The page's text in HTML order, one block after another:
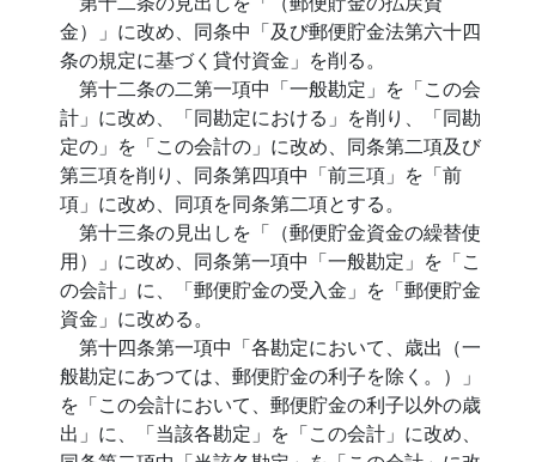
金）」に改め、同条中「及び郵便貯金法第六十四
条の規定に基づく貸付資金」を削る。
第十二条の二第一項中「一般勘定」を「この会
計」に改め、「同勘定における」を削り、「同勘
定の」を「この会計の」に改め、同条第二項及び
第三項を削り、同条第四項中「前三項」を「前
項」に改め、同項を同条第二項とする。
第十三条の見出しを「（郵便貯金資金の繰替使
用）」に改め、同条第一項中「一般勘定」を「こ
の会計」に、「郵便貯金の受入金」を「郵便貯金
資金」に改める。
第十四条第一項中「各勘定において、歳出（一
般勘定にあつては、郵便貯金の利子を除く。）」
を「この会計において、郵便貯金の利子以外の歳
出」に、「当該各勘定」を「この会計」に改め、